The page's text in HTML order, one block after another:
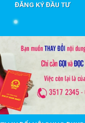
ĐĂNG KÝ ĐẦU TƯ